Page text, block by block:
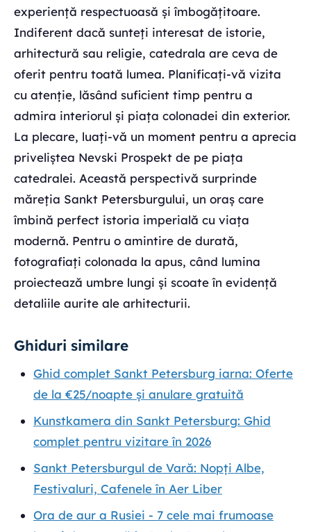
experiență respectuoasă și îmbogățitoare.
Indiferent dacă sunteți interesat de istorie,
arhitectură sau religie, catedrala are ceva de
oferit pentru toată lumea. Planificați-vă vizita
cu atenție, lăsând suficient timp pentru a
admira interiorul și piața colonadei din exterior.
La plecare, luați-vă un moment pentru a aprecia
priveliștea Nevski Prospekt de pe piața
catedralei. Această perspectivă surprinde
măreția Sankt Petersburgului, un oraș care
îmbină perfect istoria imperială cu viața
modernă. Pentru o amintire de durată,
fotografiați colonada la apus, când lumina
proiectează umbre lungi și scoate în evidență
detaliile aurite ale arhitecturii.
Ghiduri similare
Ghid complet Sankt Petersburg iarna: Oferte
de la €25/noapte și anulare gratuită
Kunstkamera din Sankt Petersburg: Ghid
complet pentru vizitare în 2026
Sankt Petersburgul de Vară: Nopți Albe,
Festivaluri, Cafenele în Aer Liber
Ora de aur a Rusiei - 7 cele mai frumoase